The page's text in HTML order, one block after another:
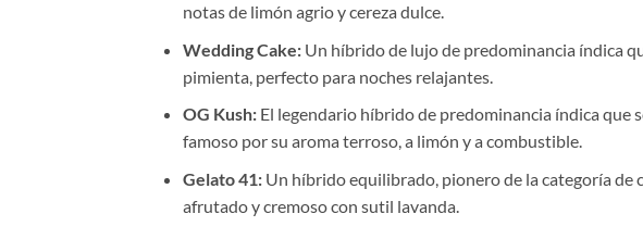
notas de limón agrio y cereza dulce.
Wedding Cake:Un híbrido de lujo de predominancia índica
pimienta, perfecto para noches relajantes.
OG Kush:El legendario híbrido de predominancia índica que
famoso por su aroma terroso, a limón y a combustible.
Gelato 41:Un híbrido equilibrado, pionero de la categoría de
afrutado y cremoso con sutil lavanda.